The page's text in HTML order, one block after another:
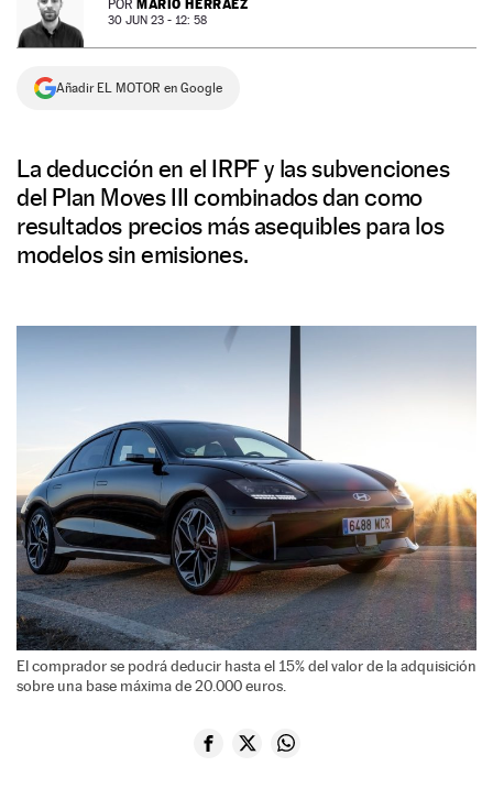
NEWSLETTER
SÍGUENOS
POR MARIO HERRÁEZ
30 JUN 23 - 12: 58
Añadir EL MOTOR en Google
La deducción en el IRPF y las subvenciones
del Plan Moves III combinados dan como
resultados precios más asequibles para los
modelos sin emisiones.
El comprador se podrá deducir hasta el 15% del valor de la adquisición
sobre una base máxima de 20.000 euros.